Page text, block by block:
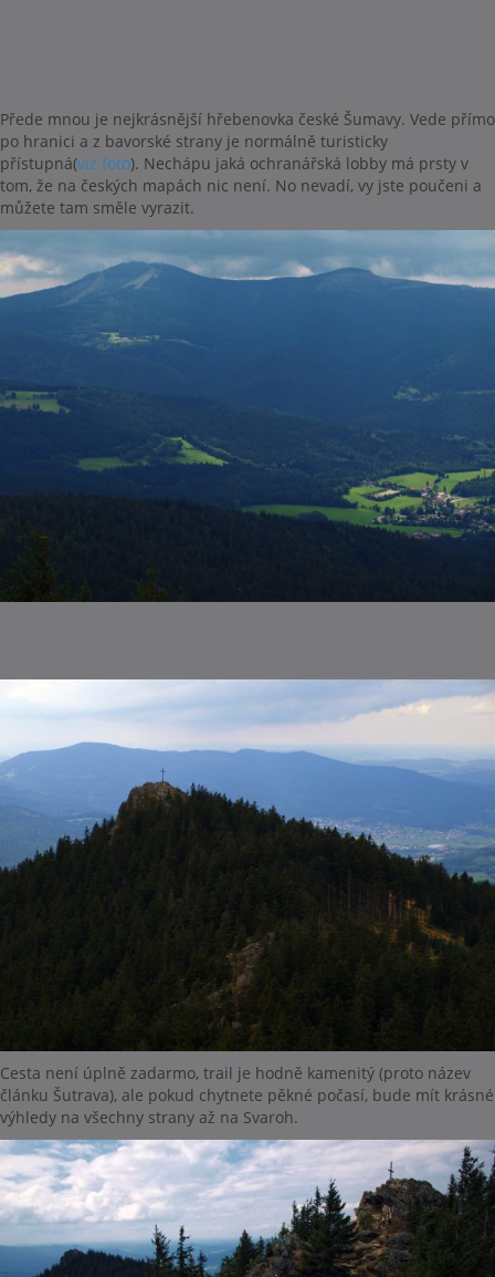
Přede mnou je nejkrásnější hřebenovka české Šumavy. Vede přímo
po hranici a z bavorské strany je normálně turisticky
přístupná(viz.foto). Nechápu jaká ochranářská lobby má prsty v
tom, že na českých mapách nic není. No nevadí, vy jste poučeni a
můžete tam směle vyrazit.
Cesta není úplně zadarmo, trail je hodně kamenitý (proto název
článku Šutrava), ale pokud chytnete pěkné počasí, bude mít krásné
výhledy na všechny strany až na Svaroh.